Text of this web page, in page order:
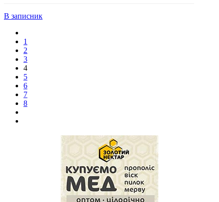
В записник
1
2
3
4
5
6
7
8